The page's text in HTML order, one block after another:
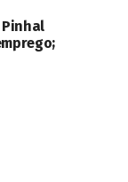
Pinhal